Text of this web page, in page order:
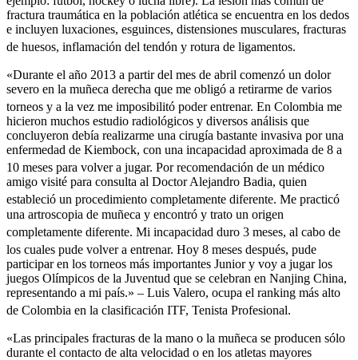
fractura traumática en la población atlética se encuentra en los dedos
e incluyen luxaciones, esguinces, distensiones musculares, fracturas
de huesos, inflamación del tendón y rotura de ligamentos.
«Durante el año 2013 a partir del mes de abril comenzó un dolor
severo en la muñeca derecha que me obligó a retirarme de varios
torneos y a la vez me imposibilitó poder entrenar. En Colombia me
hicieron muchos estudio radiológicos y diversos análisis que
concluyeron debía realizarme una cirugía bastante invasiva por una
enfermedad de Kiembock, con una incapacidad aproximada de 8 a
10 meses para volver a jugar. Por recomendación de un médico
amigo visité para consulta al Doctor Alejandro Badia, quien
estableció un procedimiento completamente diferente. Me practicó
una artroscopia de muñeca y encontró y trato un origen
completamente diferente. Mi incapacidad duro 3 meses, al cabo de
los cuales pude volver a entrenar. Hoy 8 meses después, pude
participar en los torneos más importantes Junior y voy a jugar los
juegos Olímpicos de la Juventud que se celebran en Nanjing China,
representando a mi país.» – Luis Valero, ocupa el ranking más alto
de Colombia en la clasificación ITF, Tenista Profesional.
«Las principales fracturas de la mano o la muñeca se producen sólo
durante el contacto de alta velocidad o en los atletas mayores